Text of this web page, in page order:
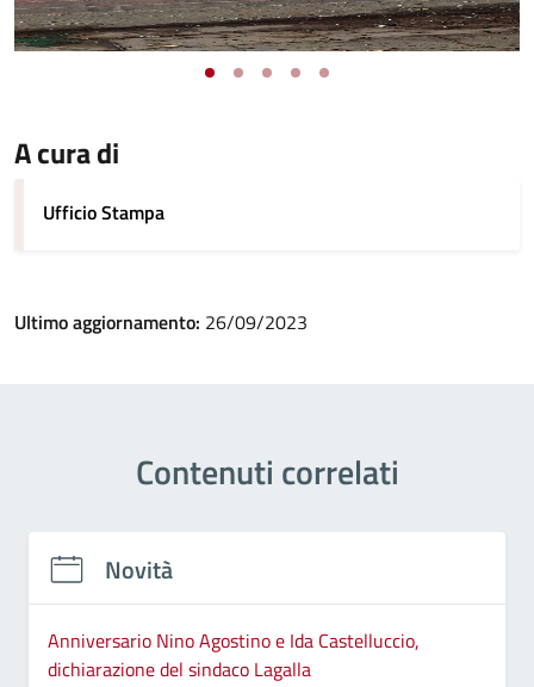
A cura di
Ufficio Stampa
Ultimo aggiornamento: 26/09/2023
Contenuti correlati
Novità
Anniversario Nino Agostino e Ida Castelluccio,
dichiarazione del sindaco Lagalla